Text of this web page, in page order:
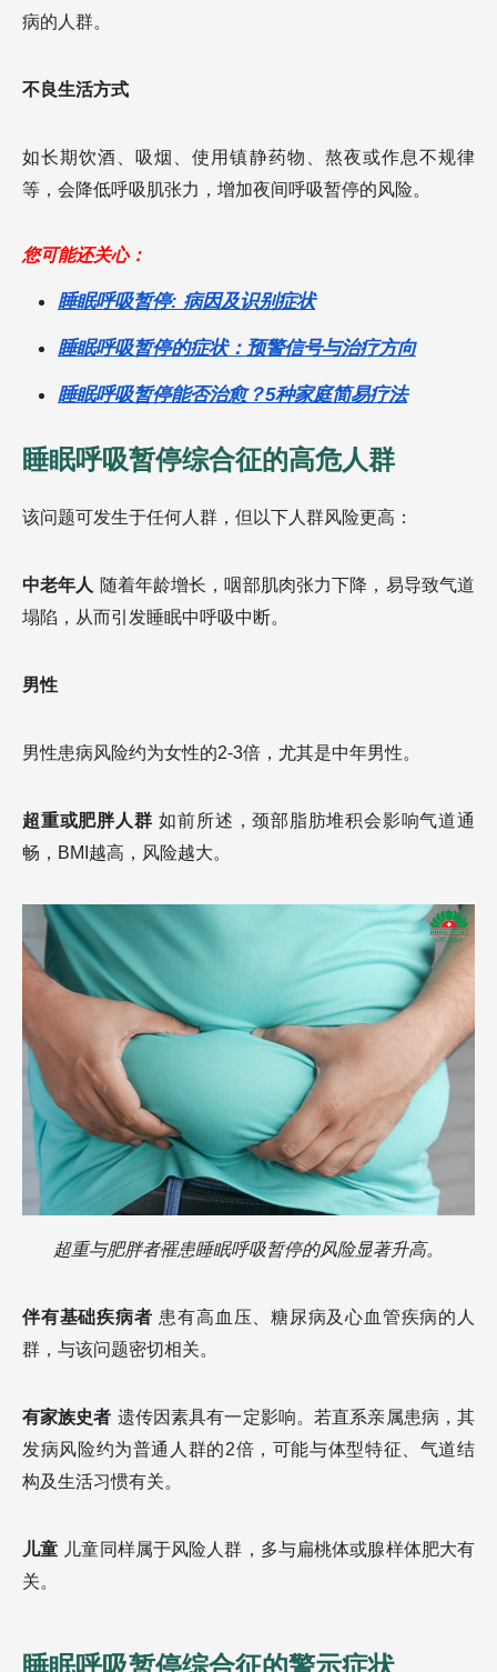
病的人群。
不良生活方式
如长期饮酒、吸烟、使用镇静药物、熬夜或作息不规律
等，会降低呼吸肌张力，增加夜间呼吸暂停的风险。
您可能还关心：
睡眠呼吸暂停: 病因及识别症状
睡眠呼吸暂停的症状：预警信号与治疗方向
睡眠呼吸暂停能否治愈？5种家庭简易疗法
睡眠呼吸暂停综合征的高危人群
该问题可发生于任何人群，但以下人群风险更高：
中老年人 随着年龄增长，咽部肌肉张力下降，易导致气道
塌陷，从而引发睡眠中呼吸中断。
男性
男性患病风险约为女性的2-3倍，尤其是中年男性。
超重或肥胖人群 如前所述，颈部脂肪堆积会影响气道通
畅，BMI越高，风险越大。
超重与肥胖者罹患睡眠呼吸暂停的风险显著升高。
伴有基础疾病者 患有高血压、糖尿病及心血管疾病的人
群，与该问题密切相关。
有家族史者 遗传因素具有一定影响。若直系亲属患病，其
发病风险约为普通人群的2倍，可能与体型特征、气道结
构及生活习惯有关。
儿童 儿童同样属于风险人群，多与扁桃体或腺样体肥大有
关。